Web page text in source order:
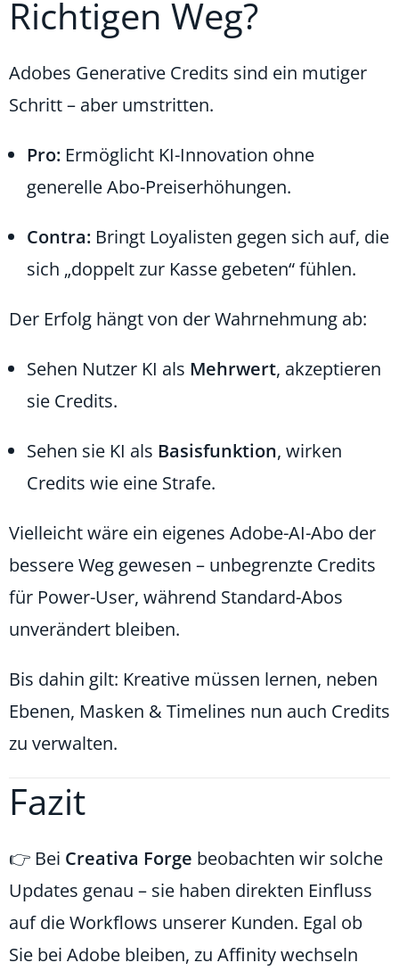
Richtigen Weg?
Adobes Generative Credits sind ein mutiger
Schritt – aber umstritten.
Pro: Ermöglicht KI-Innovation ohne
generelle Abo-Preiserhöhungen.
Contra: Bringt Loyalisten gegen sich auf, die
sich „doppelt zur Kasse gebeten“ fühlen.
Der Erfolg hängt von der Wahrnehmung ab:
Sehen Nutzer KI als Mehrwert, akzeptieren
sie Credits.
Sehen sie KI als Basisfunktion, wirken
Credits wie eine Strafe.
Vielleicht wäre ein eigenes Adobe-AI-Abo der
bessere Weg gewesen – unbegrenzte Credits
für Power-User, während Standard-Abos
unverändert bleiben.
Bis dahin gilt: Kreative müssen lernen, neben
Ebenen, Masken & Timelines nun auch Credits
zu verwalten.
Fazit
👉 Bei Creativa Forge beobachten wir solche
Updates genau – sie haben direkten Einfluss
auf die Workflows unserer Kunden. Egal ob
Sie bei Adobe bleiben, zu Affinity wechseln